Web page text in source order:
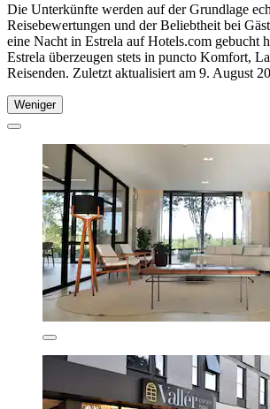
Die Unterkünfte werden auf der Grundlage
Reisebewertungen und der Beliebtheit bei
eine Nacht in Estrela auf Hotels.com gebucht
Estrela überzeugen stets in puncto Komfort,
Reisenden. Zuletzt aktualisiert am 9. August
Weniger